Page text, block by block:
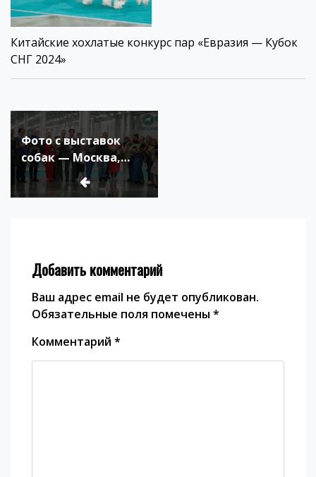
Китайские хохлатые конкурс пар «Евразия — Кубок
СНГ 2024»
Навигация
по
записям
Фото с выставок
собак — Москва,
Подмосковье осень-
зима 2024
Добавить комментарий
Ваш адрес email не будет опубликован.
Обязательные поля помечены *
Комментарий *